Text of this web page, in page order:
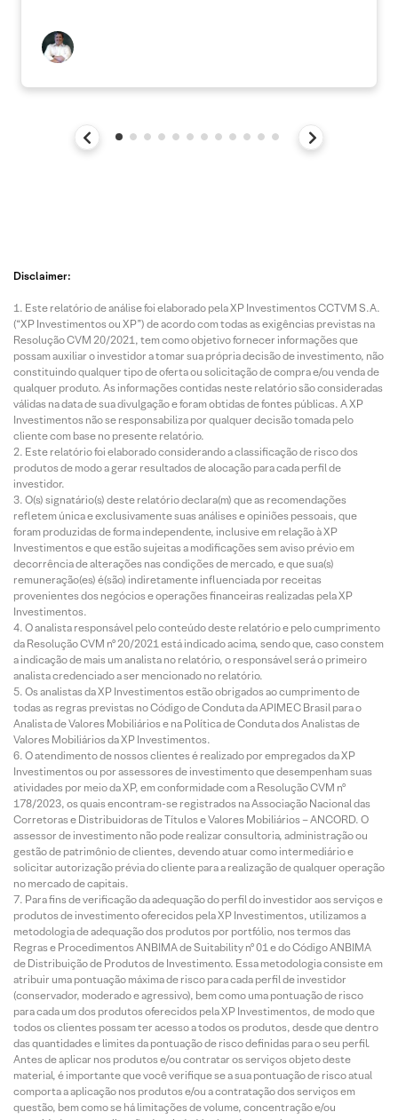
Disclaimer:
Este relatório de análise foi elaborado pela XP Investimentos CCTVM S.A.
(“XP Investimentos ou XP”) de acordo com todas as exigências previstas na
Resolução CVM 20/2021, tem como objetivo fornecer informações que
possam auxiliar o investidor a tomar sua própria decisão de investimento, não
constituindo qualquer tipo de oferta ou solicitação de compra e/ou venda de
qualquer produto. As informações contidas neste relatório são consideradas
válidas na data de sua divulgação e foram obtidas de fontes públicas. A XP
Investimentos não se responsabiliza por qualquer decisão tomada pelo
cliente com base no presente relatório.
Este relatório foi elaborado considerando a classificação de risco dos
produtos de modo a gerar resultados de alocação para cada perfil de
investidor.
O(s) signatário(s) deste relatório declara(m) que as recomendações
refletem única e exclusivamente suas análises e opiniões pessoais, que
foram produzidas de forma independente, inclusive em relação à XP
Investimentos e que estão sujeitas a modificações sem aviso prévio em
decorrência de alterações nas condições de mercado, e que sua(s)
remuneração(es) é(são) indiretamente influenciada por receitas
provenientes dos negócios e operações financeiras realizadas pela XP
Investimentos.
O analista responsável pelo conteúdo deste relatório e pelo cumprimento
da Resolução CVM nº 20/2021 está indicado acima, sendo que, caso constem
a indicação de mais um analista no relatório, o responsável será o primeiro
analista credenciado a ser mencionado no relatório.
Os analistas da XP Investimentos estão obrigados ao cumprimento de
todas as regras previstas no Código de Conduta da APIMEC Brasil para o
Analista de Valores Mobiliários e na Política de Conduta dos Analistas de
Valores Mobiliários da XP Investimentos.
O atendimento de nossos clientes é realizado por empregados da XP
Investimentos ou por assessores de investimento que desempenham suas
atividades por meio da XP, em conformidade com a Resolução CVM nº
178/2023, os quais encontram-se registrados na Associação Nacional das
Corretoras e Distribuidoras de Títulos e Valores Mobiliários – ANCORD. O
assessor de investimento não pode realizar consultoria, administração ou
gestão de patrimônio de clientes, devendo atuar como intermediário e
solicitar autorização prévia do cliente para a realização de qualquer operação
no mercado de capitais.
Para fins de verificação da adequação do perfil do investidor aos serviços e
produtos de investimento oferecidos pela XP Investimentos, utilizamos a
metodologia de adequação dos produtos por portfólio, nos termos das
Regras e Procedimentos ANBIMA de Suitability nº 01 e do Código ANBIMA
de Distribuição de Produtos de Investimento. Essa metodologia consiste em
atribuir uma pontuação máxima de risco para cada perfil de investidor
(conservador, moderado e agressivo), bem como uma pontuação de risco
para cada um dos produtos oferecidos pela XP Investimentos, de modo que
todos os clientes possam ter acesso a todos os produtos, desde que dentro
das quantidades e limites da pontuação de risco definidas para o seu perfil.
Antes de aplicar nos produtos e/ou contratar os serviços objeto deste
material, é importante que você verifique se a sua pontuação de risco atual
comporta a aplicação nos produtos e/ou a contratação dos serviços em
questão, bem como se há limitações de volume, concentração e/ou